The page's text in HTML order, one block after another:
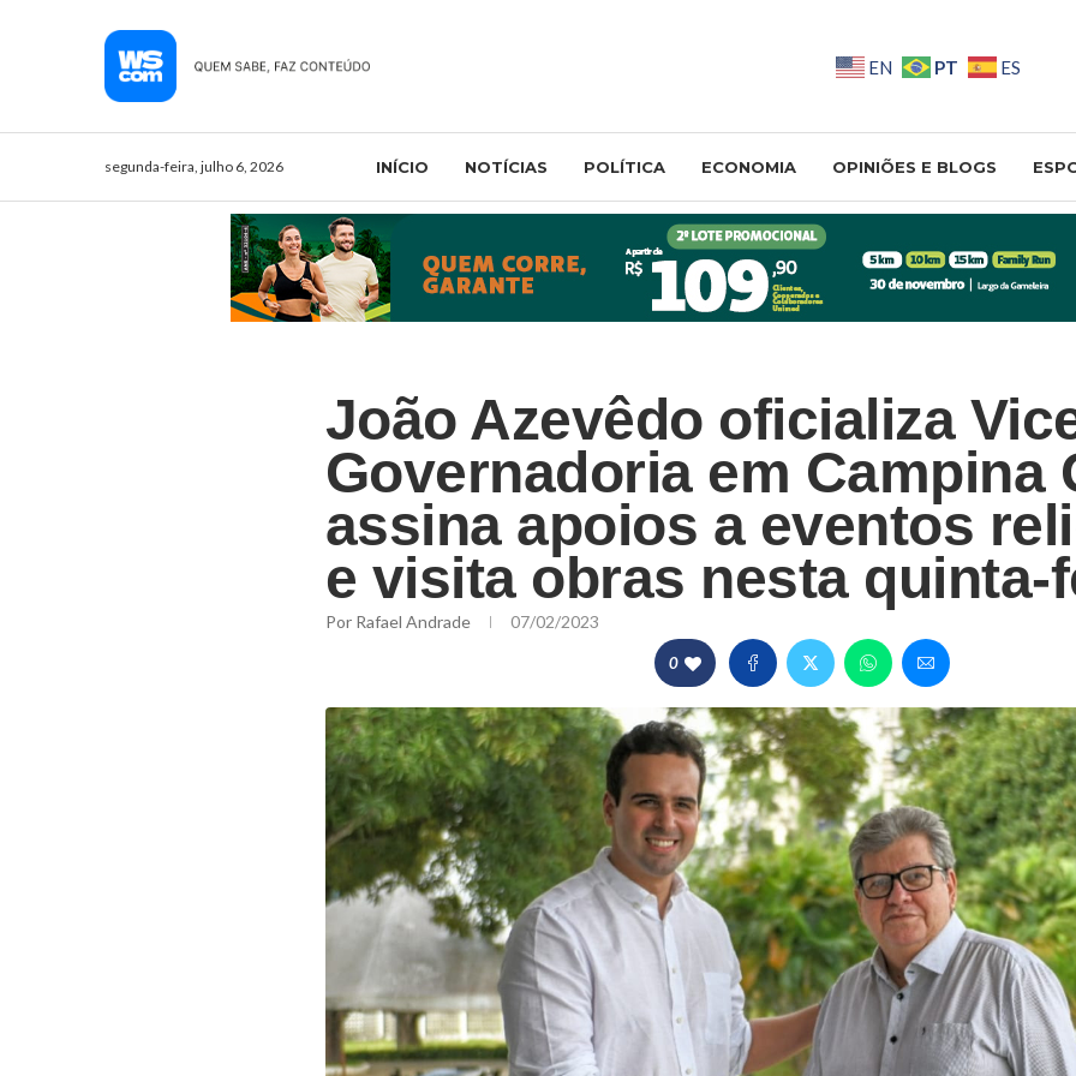
EN PT ES
segunda-feira, julho 6, 2026 INÍCIO NOTÍCIAS POLÍTICA ECONOMIA OPINIÕES E BLOGS
João Azevêdo oficializa
Governadoria em Campina
assina apoios a eventos
e visita obras nesta quinta-
Por Rafael Andrade 07/02/2023
0